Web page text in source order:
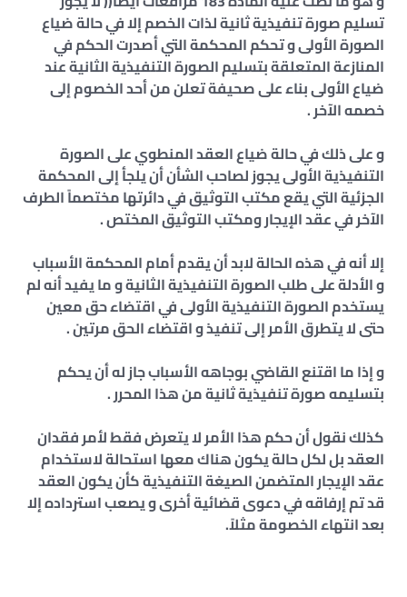
تسليم صورة تنفيذية ثانية لذات الخصم إلا في حالة ضياع
الصورة الأولى و تحكم المحكمة التي أصدرت الحكم في
المنازعة المتعلقة بتسليم الصورة التنفيذية الثانية عند
ضياع الأولى بناء على صحيفة تعلن من أحد الخصوم إلى
خصمه الآخر .
و على ذلك في حالة ضياع العقد المنطوي على الصورة
التنفيذية الأولى يجوز لصاحب الشأن أن يلجأ إلى المحكمة
الجزئية التي يقع مكتب التوثيق في دائرتها مختصماً الطرف
الآخر في عقد الإيجار ومكتب التوثيق المختص .
إلا أنه في هذه الحالة لابد أن يقدم أمام المحكمة الأسباب
و الأدلة على طلب الصورة التنفيذية الثانية و ما يفيد أنه لم
يستخدم الصورة التنفيذية الأولى في اقتضاء حق معين
حتى لا يتطرق الأمر إلى تنفيذ و اقتضاء الحق مرتين .
و إذا ما اقتنع القاضي بوجاهه الأسباب جاز له أن يحكم
بتسليمه صورة تنفيذية ثانية من هذا المحرر .
كذلك نقول أن حكم هذا الأمر لا يتعرض فقط لأمر فقدان
العقد بل لكل حالة يكون هناك معها استحالة لاستخدام
عقد الإيجار المتضمن الصيغة التنفيذية كأن يكون العقد
قد تم إرفاقه في دعوى قضائية أخرى و يصعب استرداده إلا
بعد انتهاء الخصومة مثلاً.